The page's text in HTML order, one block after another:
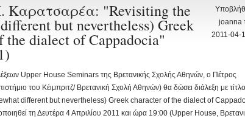
joanna
2011-04-
Καρατσαρέα: "Revisiting the
but nevertheless) Greek
the dialect of Cappadocia"
Upper House Seminars της Βρετανικής Σχολής Αθηνών, ο Πέτρος
του Κέιμπριτζ/ Βρετανική Σχολή Αθηνών) θα δώσει διάλεξη με
different but nevertheless) Greek character of the dialect of
τη Δευτέρα 4 Απριλίου 2011 και ώρα 19:00 (Upper House,
0 χρήστες
Ενεργά θέματα
συζήτησης
Δεύτερης/Ξένης Γλώσσας (ΜΑ)
(Εξ Αποστάσεως) από το Παν/μιο
Λευκωσίας σε συνεργασία με το
ΚΕΓ
John
paris